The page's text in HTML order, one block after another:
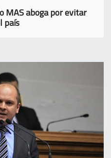
MAS aboga por evitar
país